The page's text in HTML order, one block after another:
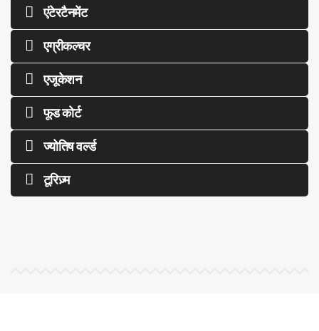
एंटेरटैनमेंट
एग्रीकल्चर
एजूकेशन
फूड कोर्ट
ज्योतिष वर्ल्ड
टूरिज़्म